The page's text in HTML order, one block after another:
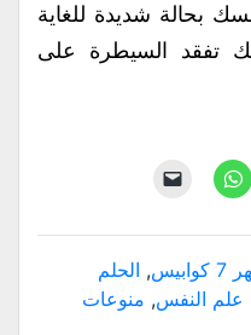
بحالة شديدة للغاية
تفقد السيطرة على
انقر
للمشاركة
(فتح
نافذة
جديدة)
البريد
إلى
صديق
(فتح
في
, الحلم
علم النفس, منوعات